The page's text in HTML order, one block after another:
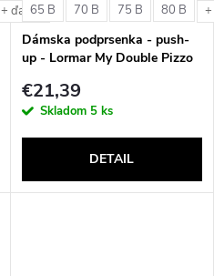
+ ďalšie65 B 70 B 75 B 80 B
Dámska podprsenka - push-
up - Lormar My Double Pizzo
€21,39
Skladom 5 ks
DETAIL